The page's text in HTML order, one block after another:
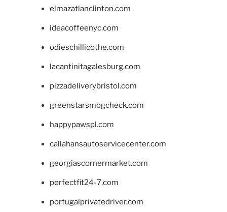
elmazatlanclinton.com
ideacoffeenyc.com
odieschillicothe.com
lacantinitagalesburg.com
pizzadeliverybristol.com
greenstarsmogcheck.com
happypawspl.com
callahansautoservicecenter.com
georgiascornermarket.com
perfectfit24-7.com
portugalprivatedriver.com